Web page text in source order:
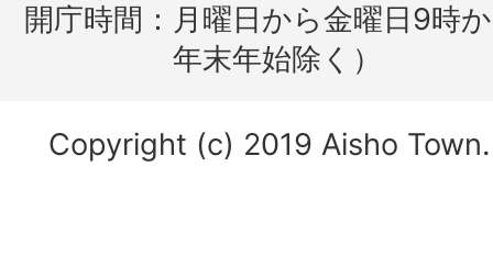
開庁時間： 月曜日から金曜日9時
年末年始除く）
Copyright (c) 2019 Aisho